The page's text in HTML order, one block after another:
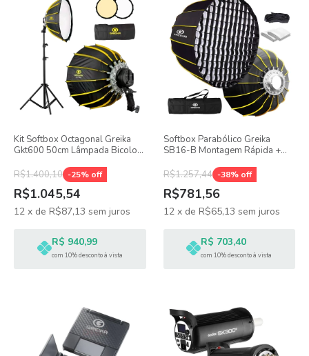
Kit Softbox Octagonal Greika
Gkt600 50cm Lâmpada Bicolor
R$1.400,10 -25% off
R$1.045,54
12 x de R$87,13 sem juros
R$ 940,99
com 10% desconto à vista
Softbox Parabólico Greika
SB16-B Montagem Rápida +
R$1.257,44 -38% off
R$781,56
12 x de R$65,13 sem juros
R$ 703,40
com 10% desconto à vista